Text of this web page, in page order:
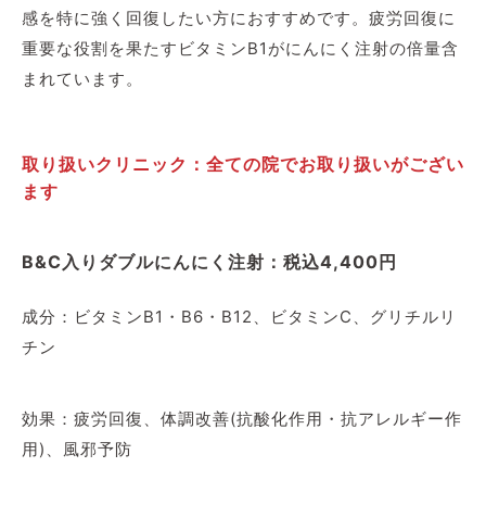
感を特に強く回復したい方におすすめです。疲労回復に
重要な役割を果たすビタミンB1がにんにく注射の倍量含
まれています。
取り扱いクリニック：全ての院でお取り扱いがござい
ます
B&C入りダブルにんにく注射：税込4,400円
成分：ビタミンB1・B6・B12、ビタミンC、グリチルリ
チン
効果：疲労回復、体調改善(抗酸化作用・抗アレルギー作
用)、風邪予防